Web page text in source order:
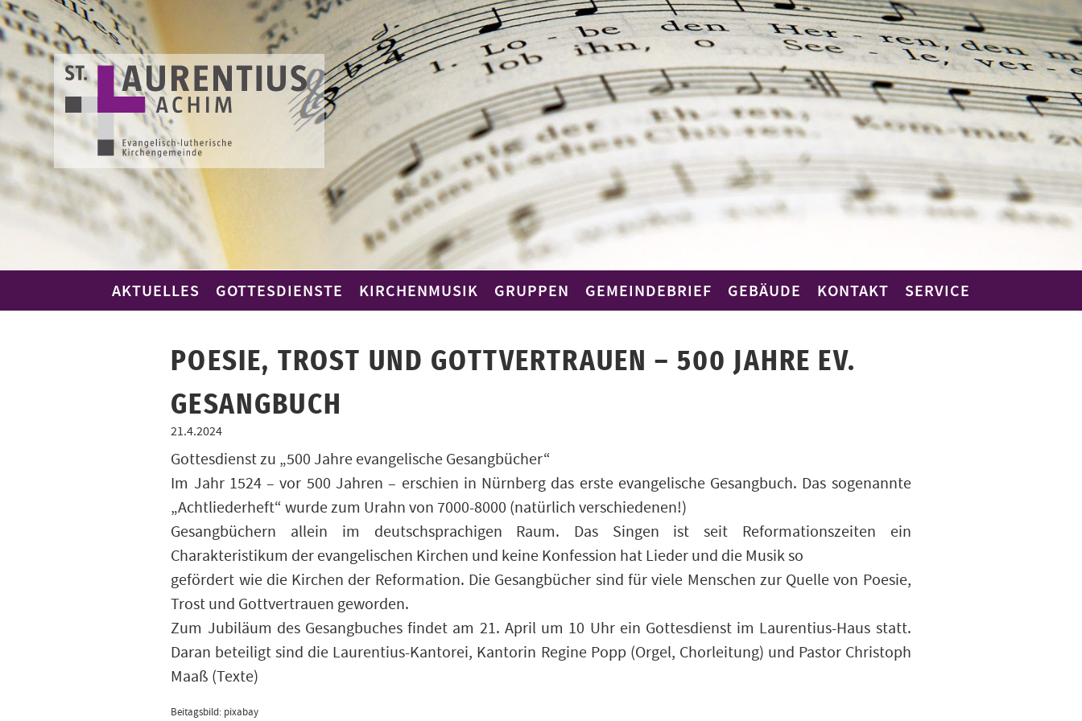
Skip
to
content
AKTUELLES GOTTESDIENSTE KIRCHENMUSIK GRUPPEN GEMEINDEBRIEF GEBÄUDE KONTAKT SERVICE
POESIE, TROST UND GOTTVERTRAUEN – 500 JAHRE EV.
GESANGBUCH
21.4.2024
Gottesdienst zu „500 Jahre evangelische Gesangbücher“
Im Jahr 1524 – vor 500 Jahren – erschien in Nürnberg das erste evangelische Gesangbuch. Das sogenannte
„Achtliederheft“ wurde zum Urahn von 7000-8000 (natürlich verschiedenen!)
Gesangbüchern allein im deutschsprachigen Raum. Das Singen ist seit Reformationszeiten ein
Charakteristikum der evangelischen Kirchen und keine Konfession hat Lieder und die Musik so
gefördert wie die Kirchen der Reformation. Die Gesangbücher sind für viele Menschen zur Quelle von Poesie,
Trost und Gottvertrauen geworden.
Zum Jubiläum des Gesangbuches findet am 21. April um 10 Uhr ein Gottesdienst im Laurentius-Haus statt.
Daran beteiligt sind die Laurentius-Kantorei, Kantorin Regine Popp (Orgel, Chorleitung) und Pastor Christoph
Maaß (Texte)
Beitagsbild: pixabay